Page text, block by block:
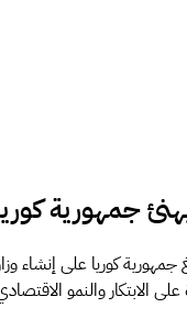
جمهورية
جمهورية كوريا على
على الابتكار والنمو